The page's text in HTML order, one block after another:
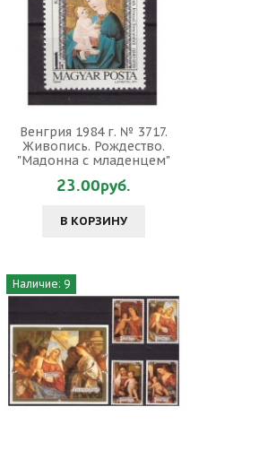
Венгрия 1984 г. № 3717.
Живопись. Рождество.
"Мадонна с младенцем"
23.00руб.
В КОРЗИНУ
Наличие: 9